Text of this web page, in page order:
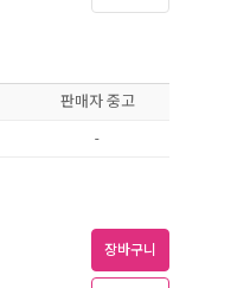
판매자 중고
-
장바구니